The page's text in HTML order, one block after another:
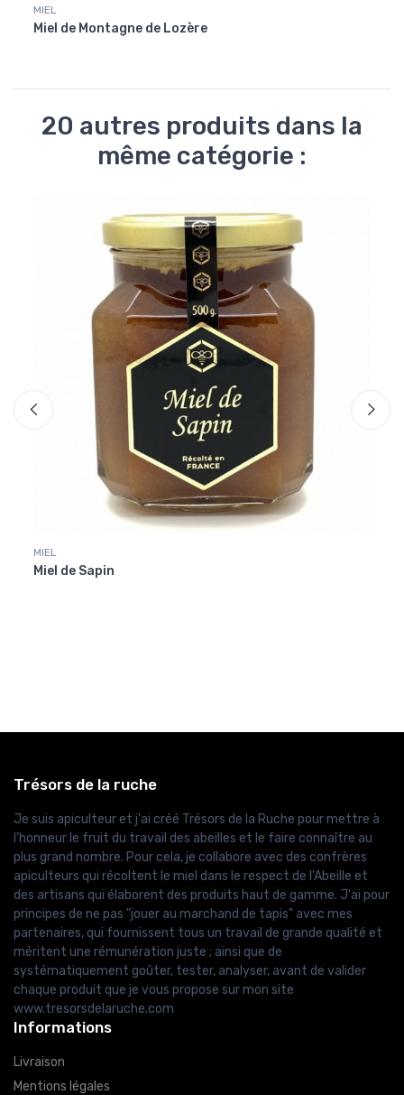
MIEL
Miel de Montagne de Lozère
20 autres produits dans la
même catégorie :
MIEL
Miel de Sapin
Trésors de la ruche
Je suis apiculteur et j'ai créé Trésors de la Ruche pour mettre à
l'honneur le fruit du travail des abeilles et le faire connaître au
plus grand nombre. Pour cela, je collabore avec des confrères
apiculteurs qui récoltent le miel dans le respect de l'Abeille et
des artisans qui élaborent des produits haut de gamme. J'ai pour
principes de ne pas "jouer au marchand de tapis" avec mes
partenaires, qui fournissent tous un travail de grande qualité et
méritent une rémunération juste ; ainsi que de
systématiquement goûter, tester, analyser, avant de valider
chaque produit que je vous propose sur mon site
www.tresorsdelaruche.com
Informations
Livraison
Mentions légales